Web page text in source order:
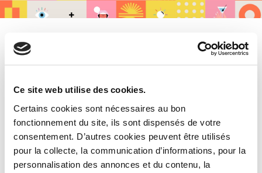
Ce site web utilise des cookies.
Certains cookies sont nécessaires au bon
fonctionnement du site, ils sont dispensés de votre
consentement. D’autres cookies peuvent être utilisés
pour la collecte, la communication d’informations, pour la
personnalisation des annonces et du contenu, la
Merci !